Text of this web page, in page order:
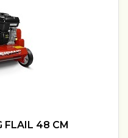
FLAIL 48 CM